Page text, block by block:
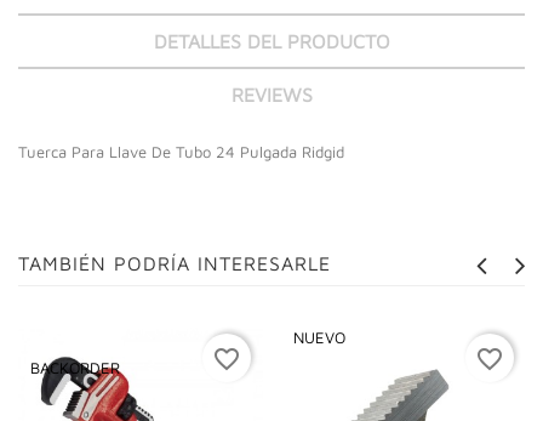
DETALLES DEL PRODUCTO
REVIEWS
Tuerca Para Llave De Tubo 24 Pulgada Ridgid
TAMBIÉN PODRÍA INTERESARLE
BACKORDER favorite_border
NUEVO
favorite_border